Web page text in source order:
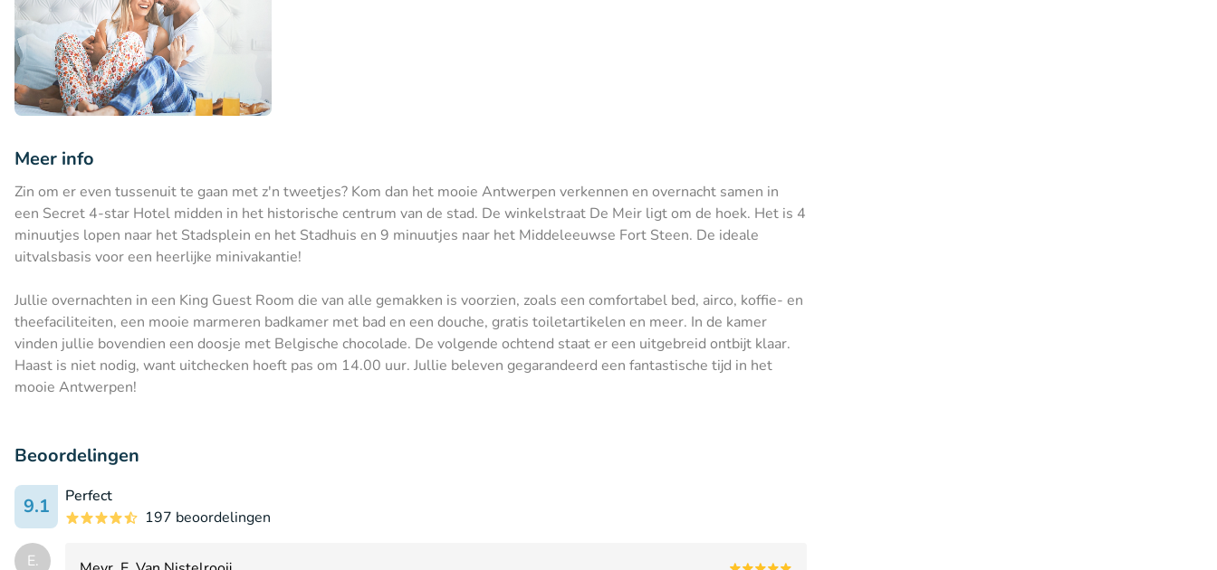
Meer info
Zin om er even tussenuit te gaan met z'n tweetjes? Kom dan het mooie Antwerpen verkennen en overnacht samen in
een Secret 4-star Hotel midden in het historische centrum van de stad. De winkelstraat De Meir ligt om de hoek. Het is 4
minuutjes lopen naar het Stadsplein en het Stadhuis en 9 minuutjes naar het Middeleeuwse Fort Steen. De ideale
uitvalsbasis voor een heerlijke minivakantie!
Jullie overnachten in een King Guest Room die van alle gemakken is voorzien, zoals een comfortabel bed, airco, koffie- en
theefaciliteiten, een mooie marmeren badkamer met bad en een douche, gratis toiletartikelen en meer. In de kamer
vinden jullie bovendien een doosje met Belgische chocolade. De volgende ochtend staat er een uitgebreid ontbijt klaar.
Haast is niet nodig, want uitchecken hoeft pas om 14.00 uur. Jullie beleven gegarandeerd een fantastische tijd in het
mooie Antwerpen!
Beoordelingen
9.1
Perfect
197 beoordelingen
E.